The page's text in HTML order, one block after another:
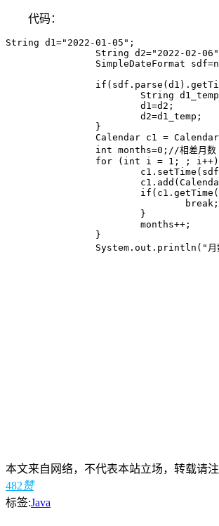
代码：
String d1="2022-01-05";
System.out.println("
本文来自网络，不代表本站立场，转载请注
482赞
标签:Java